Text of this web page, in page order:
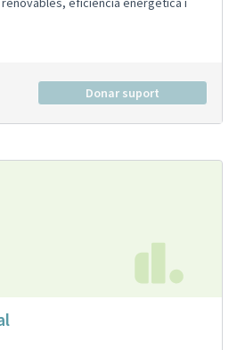
Donar suport